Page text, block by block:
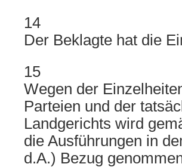
14
Der Beklagte hat die
15
Wegen der
Parteien und der
Landgerichts wird
die Ausführungen in
d.A.) Bezug